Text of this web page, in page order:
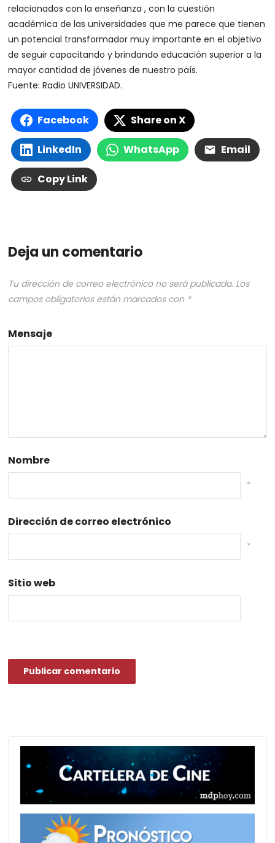
relacionados con la enseñanza , con la cuestión
académica de las universidades que me parece que tienen
un potencial transformador muy importante en el objetivo
de seguir capacitando y brindando educación superior a la
mayor cantidad de jóvenes de nuestro país.
Fuente: Radio UNIVERSIDAD.
Facebook Share on X
LinkedIn WhatsApp Email
Copy Link
Deja un comentario
Tu dirección de correo electrónico no será publicada. Los
campos obligatorios están marcados con *
Mensaje
Nombre
*
Dirección de correo electrónico
*
Sitio web